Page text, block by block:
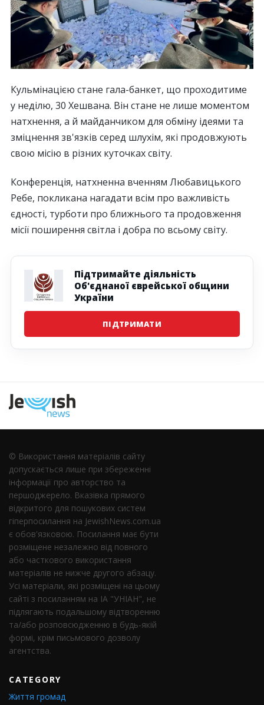
Кульмінацією стане гала-банкет, що проходитиме
у неділю, 30 Хешвана. Він стане не лише моментом
натхнення, а й майданчиком для обміну ідеями та
зміцнення зв'язків серед шлухім, які продовжують
свою місію в різних куточках світу.
Конференція, натхненна вченням Любавицького
Ребе, покликана нагадати всім про важливість
єдності, турботи про ближнього та продовження
місії поширення світла і добра по всьому світу.
Підтримайте діяльність
Об'єднаної єврейської общини
України
ПІДТРИМАТИ
© Використання матеріалів сайту
допускається лише при збереженні
інформації про авторство та
першоджерело. Вказівка ​​прямого
відкритого для пошукових систем
гіперпосилання на JewishNews.com.ua
є обов'язковою. Посилання має бути
розміщене незалежно від повного
або часткового використання
матеріалів не нижче другого абзацу.
Усі матеріали, які розміщені на цьому
сайті з посиланням на ІА "УНІАН", не
підлягають подальшому відтворенню
та/або розповсюдженню в будь-якій
формі, крім письмового дозволу
агентства.
CATEGORY
Життя громад